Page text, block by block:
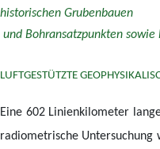
historischen Grubenbauen
und Bohransatzpunkten
LUFTGESTÜTZTE
Eine 602 Linienkilometer
radiometrische Untersuchung